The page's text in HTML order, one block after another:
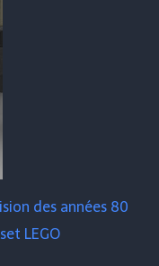
des années 80
LEGO